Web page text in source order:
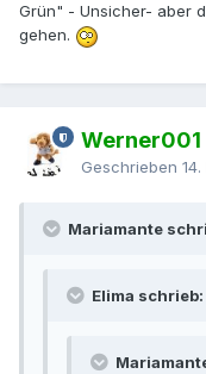
Grün" - Unsicher- aber
gehen.
Werner001
Geschrieben
Mariamante
Elima schrieb: